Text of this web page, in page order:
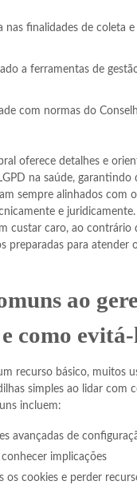
nas finalidades de coleta
a ferramentas de
com normas do
oferece detalhes e
na saúde, garantindo
sempre alinhados com
e juridicamente.
custar caro, ao contrário
preparadas para atender
ao
como
recurso básico, muitos
simples ao lidar com
incluem:
avançadas de
implicações
os cookies e perder